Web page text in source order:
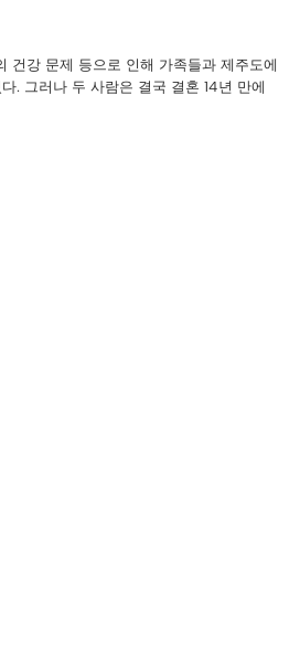
건강 문제 등으로 인해 가족들과 제주도에
. 그러나 두 사람은 결국 결혼 14년 만에